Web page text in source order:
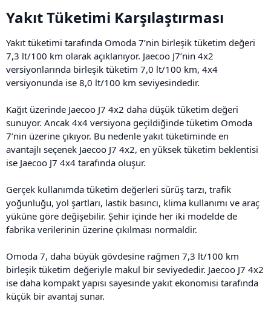
Yakıt Tüketimi Karşılaştırması​
Yakıt tüketimi tarafında Omoda 7’nin birleşik tüketim değeri
7,3 lt/100 km olarak açıklanıyor. Jaecoo J7’nin 4x2
versiyonlarında birleşik tüketim 7,0 lt/100 km, 4x4
versiyonunda ise 8,0 lt/100 km seviyesindedir.
Kağıt üzerinde Jaecoo J7 4x2 daha düşük tüketim değeri
sunuyor. Ancak 4x4 versiyona geçildiğinde tüketim Omoda
7’nin üzerine çıkıyor. Bu nedenle yakıt tüketiminde en
avantajlı seçenek Jaecoo J7 4x2, en yüksek tüketim beklentisi
ise Jaecoo J7 4x4 tarafında oluşur.
Gerçek kullanımda tüketim değerleri sürüş tarzı, trafik
yoğunluğu, yol şartları, lastik basıncı, klima kullanımı ve araç
yüküne göre değişebilir. Şehir içinde her iki modelde de
fabrika verilerinin üzerine çıkılması normaldir.
Omoda 7, daha büyük gövdesine rağmen 7,3 lt/100 km
birleşik tüketim değeriyle makul bir seviyededir. Jaecoo J7 4x2
ise daha kompakt yapısı sayesinde yakıt ekonomisi tarafında
küçük bir avantaj sunar.